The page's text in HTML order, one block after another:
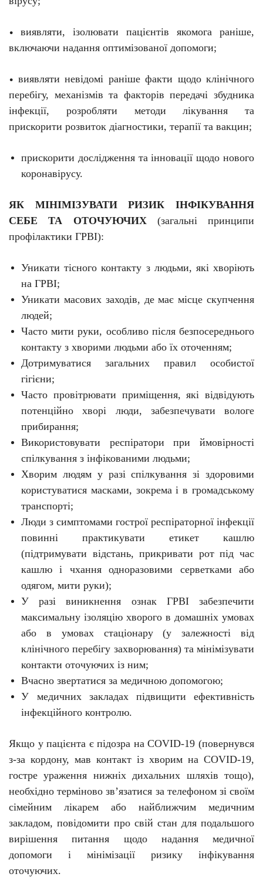
• виявляти, ізолювати пацієнтів якомога раніше,
включаючи надання оптимізованої допомоги;
• виявляти невідомі раніше факти щодо клінічного
перебігу, механізмів та факторів передачі збудника
інфекції, розробляти методи лікування та
прискорити розвиток діагностики, терапії та вакцин;
прискорити дослідження та інновації щодо нового
коронавірусу.
ЯК МІНІМІЗУВАТИ РИЗИК ІНФІКУВАННЯ
СЕБЕ ТА ОТОЧУЮЧИХ (загальні принципи
профілактики ГРВІ):
Уникати тісного контакту з людьми, які хворіють
на ГРВІ;
Уникати масових заходів, де має місце скупчення
людей;
Часто мити руки, особливо після безпосереднього
контакту з хворими людьми або їх оточенням;
Дотримуватися загальних правил особистої
гігієни;
Часто провітрювати приміщення, які відвідують
потенційно хворі люди, забезпечувати вологе
прибирання;
Використовувати респіратори при ймовірності
спілкування з інфікованими людьми;
Хворим людям у разі спілкування зі здоровими
користуватися масками, зокрема і в громадському
транспорті;
Люди з симптомами гострої респіраторної інфекції
повинні практикувати етикет кашлю
(підтримувати відстань, прикривати рот під час
кашлю і чхання одноразовими серветками або
одягом, мити руки);
У разі виникнення ознак ГРВІ забезпечити
максимальну ізоляцію хворого в домашніх умовах
або в умовах стаціонару (у залежності від
клінічного перебігу захворювання) та мінімізувати
контакти оточуючих із ним;
Вчасно звертатися за медичною допомогою;
У медичних закладах
підвищити ефективність
інфекційного контролю.
Якщо у пацієнта є підозра на COVID-19 (повернувся
з-за кордону, мав контакт із хворим на COVID-19,
гостре ураження нижніх дихальних шляхів тощо),
необхідно терміново зв’язатися за телефоном зі своїм
сімейним лікарем або найближчим медичним
закладом, повідомити про свій стан для подальшого
вирішення питання щодо надання медичної
допомоги і мінімізації ризику інфікування
оточуючих.